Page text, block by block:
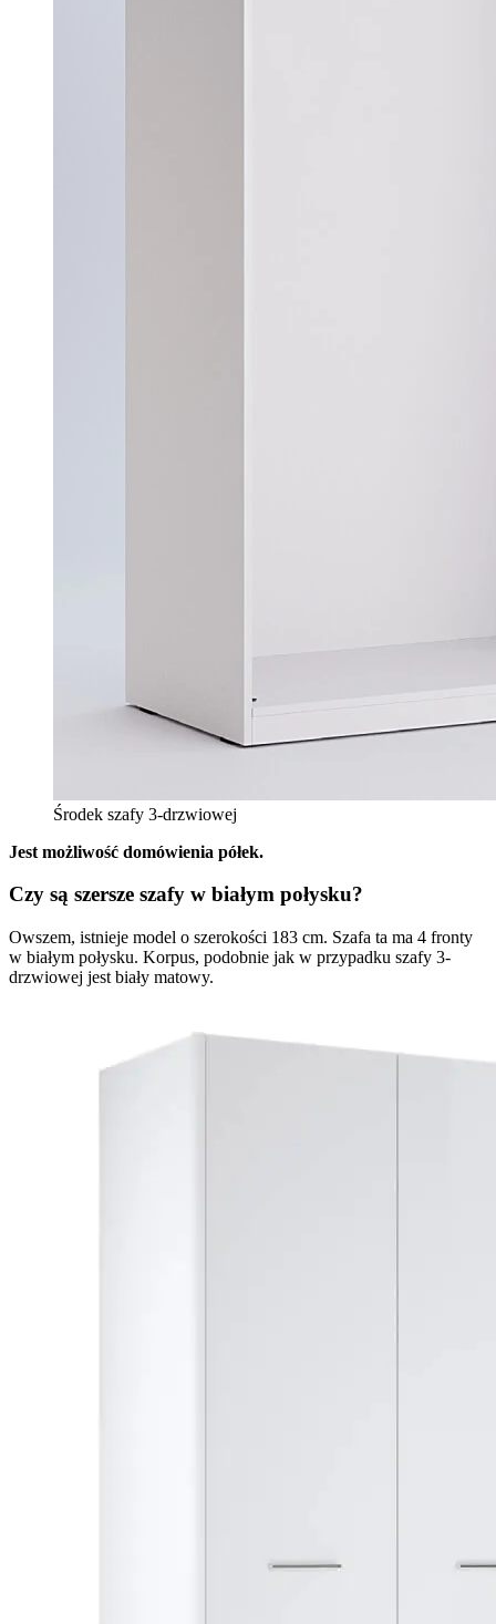
Środek szafy 3-drzwiowej
Jest możliwość domówienia półek.
Czy są szersze szafy w białym połysku?
Owszem, istnieje model o szerokości 183 cm. Szafa ta ma 4 fronty
w białym połysku. Korpus, podobnie jak w przypadku szafy 3-
drzwiowej jest biały matowy.